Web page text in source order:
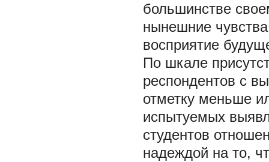
большинстве
нынешние
восприятие
По шкале
респондентов с
отметку меньше
испытуемых
студентов
надеждой на то,